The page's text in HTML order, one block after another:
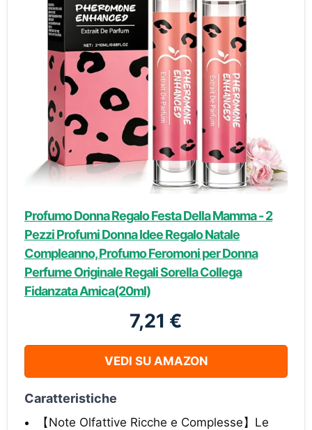
Profumo Donna Regalo Festa Della Mamma - 2
Pezzi Profumi Donna Idee Regalo Natale
Compleanno, Profumo Feromoni per Donna
Perfume Originale Regali Sorella Collega
Fidanzata Amica(20ml)
7,21 €
VEDI SU AMAZON
Caratteristiche
【Note Olfattive Ricche e Complesse】Le